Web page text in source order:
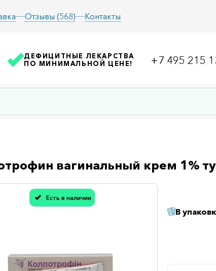
Отзывы (568) Контакты
ДЕФИЦИТНЫЕ ЛЕКАРСТВА
ПО МИНИМАЛЬНОЙ ЦЕНЕ!
+7 495 215
вагинальный крем 1%
Есть в наличии
Спасибо, мы учли Вашу оценку!
В